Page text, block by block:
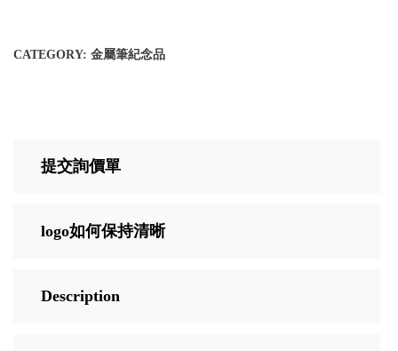
CATEGORY: 金屬筆紀念品
提交詢價單
logo如何保持清晰
Description